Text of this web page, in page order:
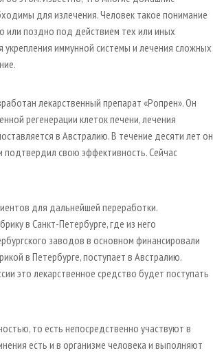
для излечения. Человек такое понимание
или поздно под действием тех или иных
иммунной системы и лечения сложных
лекарственный препарат «Ропрен». Он
регенерации клеток печени, лечения
в Австралию. В течение десяти лет он
подтвердил свою эффективность. Сейчас
для дальнейшей переработки.
в Санкт-Петербурге, где из него
заводов в основном финансировали
в Петербурге, поступает в Австралию.
это лекарственное средство будет поступать
то есть непосредственно участвуют в
есть и в организме человека и выполняют